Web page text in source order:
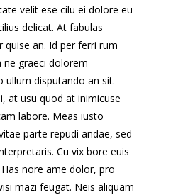
velit ese cilu ei dolore eu
delicat. At fabulas
quise an. Id per ferri rum
graeci dolorem
ullum disputando an sit.
at usu quod at inimicuse
labore. Meas iusto
parte repudi andae, sed
Cu vix bore euis
nore ame dolor, pro
mazi feugat. Neis aliquam